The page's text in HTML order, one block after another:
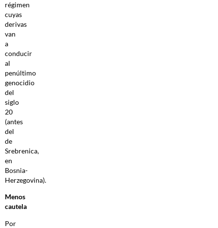
régimen
cuyas
derivas
van
a
conducir
al
penúltimo
genocidio
del
siglo
20
(antes
del
de
Srebrenica,
en
Bosnia-
Herzegovina).
Menos
cautela
Por